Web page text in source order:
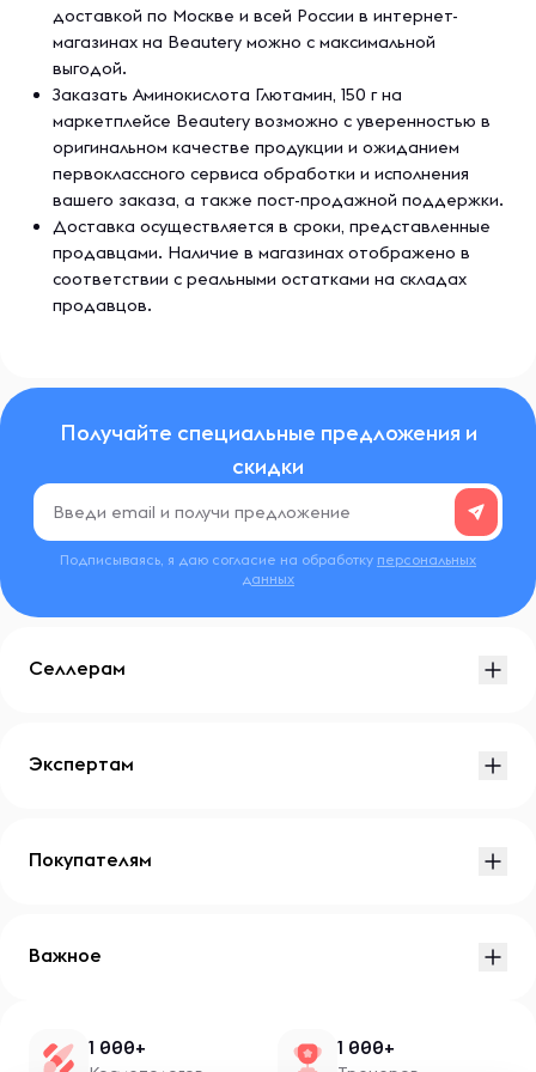
доставкой по Москве и всей России в интернет-
магазинах на Beautery можно с максимальной
выгодой.
Заказать Аминокислота Глютамин, 150 г на
маркетплейсе Beautery возможно с уверенностью в
оригинальном качестве продукции и ожиданием
первоклассного сервиса обработки и исполнения
вашего заказа, а также пост-продажной поддержки.
Доставка осуществляется в сроки, представленные
продавцами. Наличие в магазинах отображено в
соответствии с реальными остатками на складах
продавцов.
Получайте специальные предложения и
скидки
Подписываясь, я даю согласие на обработку персональных
данных
Селлерам
Экспертам
Покупателям
Важное
1 000+ 1 000+